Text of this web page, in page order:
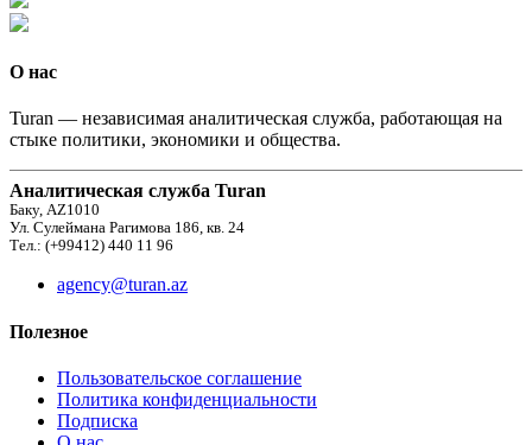
О нас
Turan — независимая аналитическая служба, работающая на
стыке политики, экономики и общества.
Аналитическая служба Turan
Баку, AZ1010
Ул. Сулеймана Рагимова 186, кв. 24
Тел.: (+99412) 440 11 96
agency@turan.az
Полезное
Пользовательское соглашение
Политика конфиденциальности
Подписка